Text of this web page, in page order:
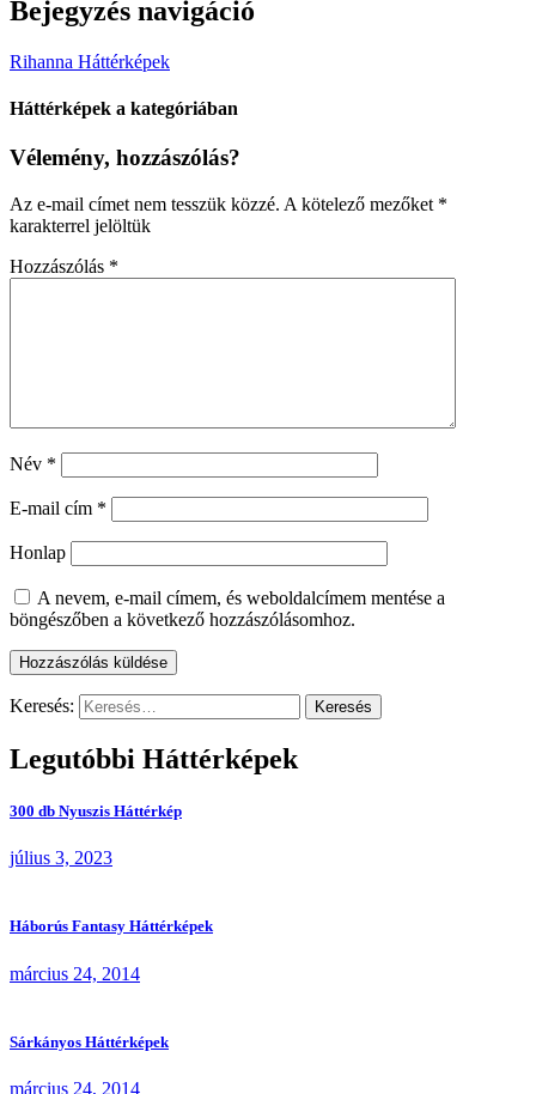
Bejegyzés navigáció
Rihanna Háttérképek
Háttérképek a kategóriában
Vélemény, hozzászólás?
Az e-mail címet nem tesszük közzé. A kötelező mezőket *
karakterrel jelöltük
Hozzászólás *
Név *
E-mail cím *
Honlap
A nevem, e-mail címem, és weboldalcímem mentése a
böngészőben a következő hozzászólásomhoz.
Keresés:
Legutóbbi Háttérképek
300 db Nyuszis Háttérkép
július 3, 2023
Háborús Fantasy Háttérképek
március 24, 2014
Sárkányos Háttérképek
március 24, 2014